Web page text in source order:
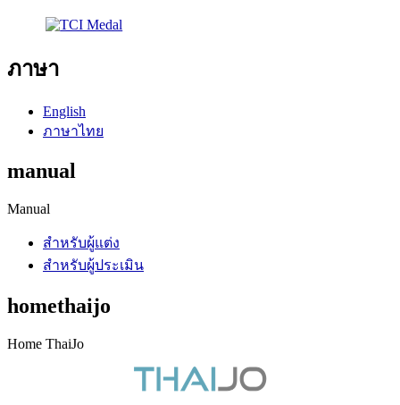
ภาษา
English
ภาษาไทย
manual
Manual
สำหรับผู้แต่ง
สำหรับผู้ประเมิน
homethaijo
Home ThaiJo